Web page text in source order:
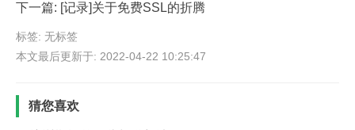
下一篇: [记录]关于免费SSL的折腾
标签: 无标签
本文最后更新于: 2022-04-22 10:25:47
猜您喜欢